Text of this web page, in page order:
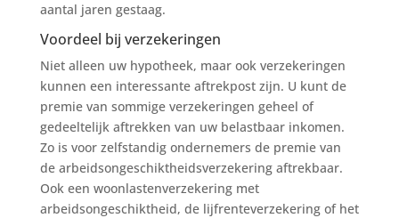
aantal jaren gestaag.
Voordeel bij verzekeringen
Niet alleen uw hypotheek, maar ook verzekeringen
kunnen een interessante aftrekpost zijn. U kunt de
premie van sommige verzekeringen geheel of
gedeeltelijk aftrekken van uw belastbaar inkomen.
Zo is voor zelfstandig ondernemers de premie van
de arbeidsongeschiktheidsverzekering aftrekbaar.
Ook een woonlastenverzekering met
arbeidsongeschiktheid, de lijfrenteverzekering of het